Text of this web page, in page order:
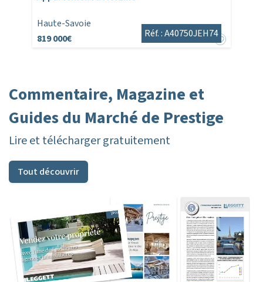
Haute-Savoie
819 000€
Réf. : A40750JEH74
Commentaire, Magazine et
Guides du Marché de Prestige
Lire et télécharger gratuitement
Tout découvrir